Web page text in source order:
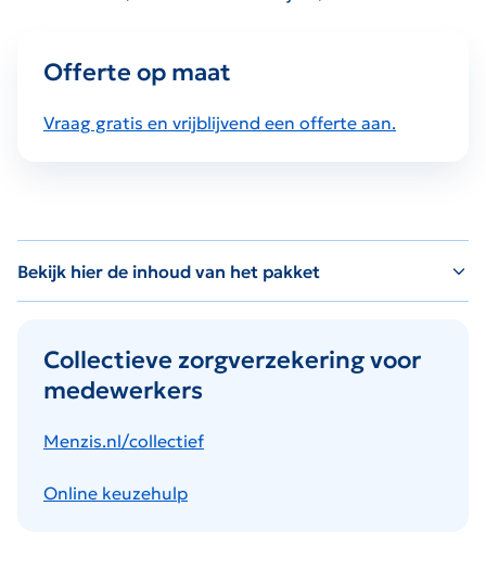
Offerte op maat
Vraag gratis en vrijblijvend een offerte aan.
Bekijk hier de inhoud van het pakket
Collectieve zorgverzekering voor
medewerkers
Menzis.nl/collectief
Online keuzehulp